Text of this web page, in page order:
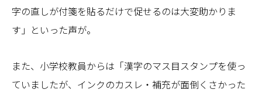
字の直しが付箋を貼るだけで促せるのは大変助かりま
す」といった声が。
また、小学校教員からは「漢字のマス目スタンプを使っ
ていましたが、インクのカスレ・補充が面倒くさかった